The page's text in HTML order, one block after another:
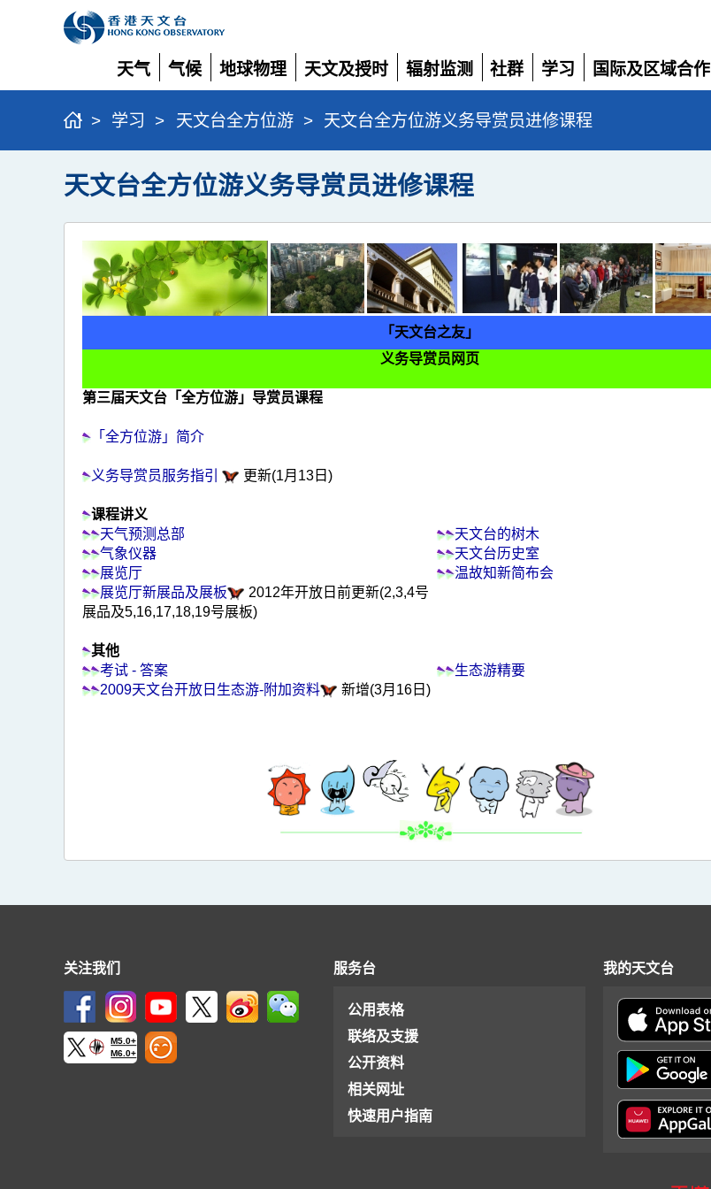
天气
展
开
气候
展
开
地球物理
展
开
天文及授时
展
开
辐射监测
展
开
社群
展
开
学习
展
开
国际及区域合作
展
> 学习 > 天文台全方位游 > 天文台全方位游义务导赏员进修课程
天文台全方位游义务导赏员进修课程
「天文台之友」
义务导赏员 网页
第三届天文台「全方位游」导赏员课程
「全方位游」简介
义务导赏员服务指引 更新(1月13日)
课程讲义
天气预测总部
天文台的树木
气象仪器
天文台历史室
展览厅
温故知新简布会
展览厅新展品及展板
2012年开放日前更新(2,3,4号
展品及5,16,17,18,19号展板)
其他
考试 - 答案
生态游精要
2009天文台开放日生态游-附加资料
新增(3月16日)
关注我们
M5.0+
M6.0+
服务台
公用表格
联络及支援
公开资料
相关网址
快速用户指南
我的天文台